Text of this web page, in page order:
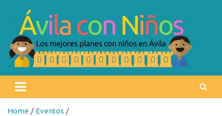
content
Ávila con niños
Home
Eventos